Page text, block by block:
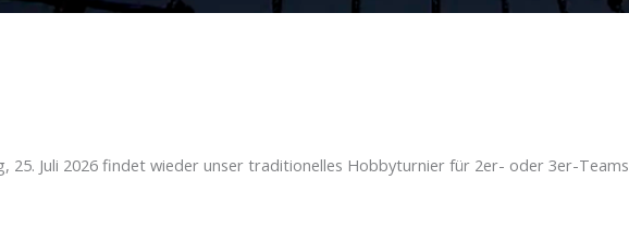
25. Juli 2026 findet wieder unser traditionelles Hobbyturnier für 2er- oder 3er-Teams